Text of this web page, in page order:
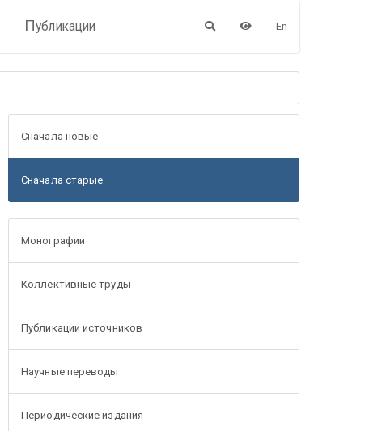
Публикации En
Сначала новые
Сначала старые
Монографии
Коллективные труды
Публикации источников
Научные переводы
Периодические издания